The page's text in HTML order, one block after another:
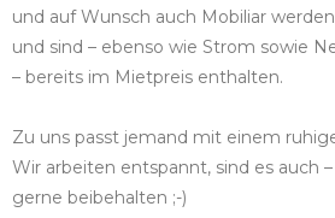
und auf Wunsch auch Mobiliar
und sind – ebenso wie Strom sowie
– bereits im Mietpreis enthalten.
Zu uns passt jemand mit einem
Wir arbeiten entspannt, sind es auch
gerne beibehalten ;-)